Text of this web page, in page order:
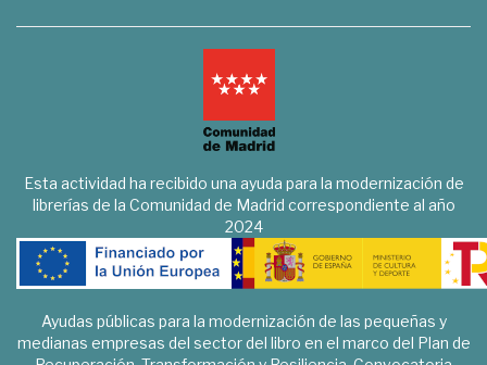
Esta actividad ha recibido una ayuda para la modernización de
librerías de la Comunidad de Madrid correspondiente al año
2024
Ayudas públicas para la modernización de las pequeñas y
medianas empresas del sector del libro en el marco del Plan de